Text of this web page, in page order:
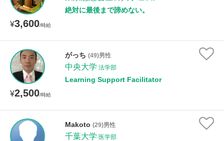
¥3,600/時給
絶対に最後まで諦めない。
¥2,500/時給
がっち (49)男性
中央大学 法学部
Learning Support Facilitator
Makoto (29)男性
千葉大学 医学部